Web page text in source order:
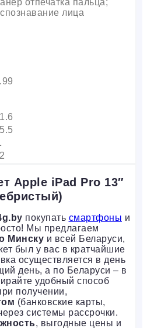
отпечатка пальца;
лица
Apple iPad Pro 13″
покупать смартфоны и
Мы предлагаем
Минску и всей Беларуси,
был у вас в кратчайшие
осуществляется в день
день, а по Беларуси – в
удобный способ
получении,
(банковские карты,
системы рассрочки.
, выгодные цены и